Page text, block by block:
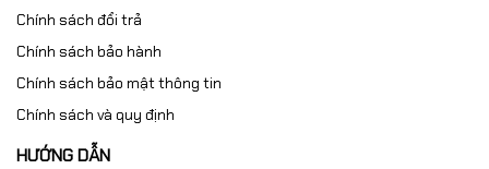
Chính sách đổi trả
Chính sách bảo hành
Chính sách bảo mật thông tin
Chính sách và quy định
HƯỚNG DẪN